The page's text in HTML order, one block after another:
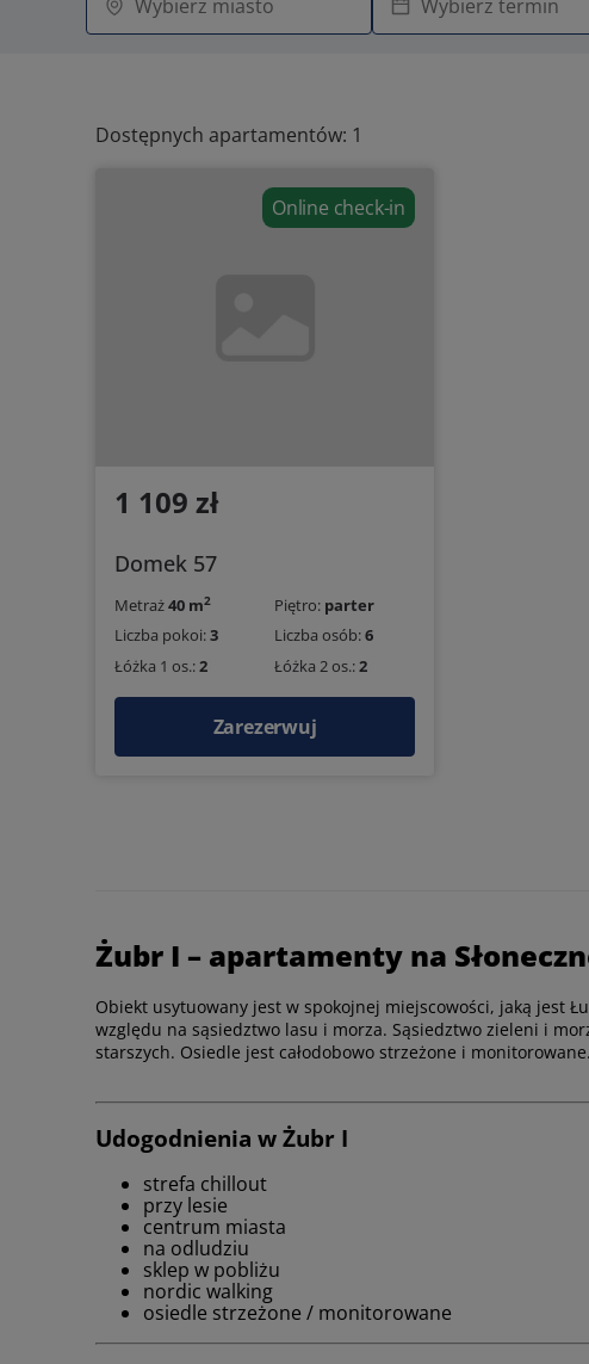
Dostępnych apartamentów: 1
Online check-in
1 109 zł
Domek 57
Metraż40 m2 Piętro: parter
Liczba pokoi:3 Liczba osób:6
Łóżka 1 os.:2 Łóżka 2 os.:2
Zarezerwuj
Żubr I – apartamenty na
Obiekt usytuowany jest w spokojnej miejscowości, jaką jest
względu na sąsiedztwo lasu i morza. Sąsiedztwo zieleni i
starszych. Osiedle jest całodobowo strzeżone i
Udogodnienia w Żubr I
strefa chillout
przy lesie
centrum miasta
na odludziu
sklep w pobliżu
nordic walking
osiedle strzeżone / monitorowane